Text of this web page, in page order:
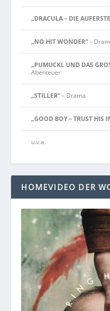
„DRACULA – DIE
„NO HIT WONDER“–
„PUMUCKL UND DAS
Abenteuer
„STILLER“– Drama
„GOOD BOY – TRUST HIS
u.v.a.
HOMEVIDEO DER